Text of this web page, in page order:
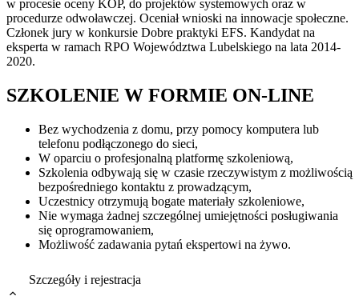
w procesie oceny KOP, do projektów systemowych oraz w
procedurze odwoławczej. Oceniał wnioski na innowacje społeczne.
Członek jury w konkursie Dobre praktyki EFS. Kandydat na
eksperta w ramach RPO Województwa Lubelskiego na lata 2014-
2020.
SZKOLENIE W FORMIE ON-LINE
Bez wychodzenia z domu, przy pomocy komputera lub
telefonu podłączonego do sieci,
W oparciu o profesjonalną platformę szkoleniową,
Szkolenia odbywają się w czasie rzeczywistym z możliwością
bezpośredniego kontaktu z prowadzącym,
Uczestnicy otrzymują bogate materiały szkoleniowe,
Nie wymaga żadnej szczególnej umiejętności posługiwania
się oprogramowaniem,
Możliwość zadawania pytań ekspertowi na żywo.
Szczegóły i rejestracja